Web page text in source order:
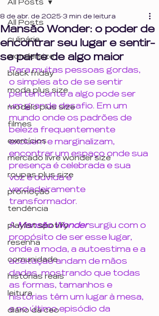
All Posts
culinária
wondersize
black friday
moda plus size
modelo plus size
filmes
exercícios
mercado livre wonder size
roupas plus size
promoção
tendência
playlist spotify
resenha
comunidade
histórias reais
leitura
diário da ceo
All Posts
Mansão Wonder: o poder de
encontrar seu lugar e sentir-
se parte de algo maior
8 de abr. de 2025 3 min de leitura
Para muitas pessoas gordas,
o simples ato de se sentir
pertencente a algo pode ser
um grande desafio. Em um
mundo onde os padrões de
beleza frequentemente
excluem e marginalizam,
encontrar um espaço onde sua
presença é celebrada e sua
voz é ouvida é
verdadeiramente
transformador.
A Mansão Wonder surgiu com o
propósito de ser esse lugar,
onde a moda, a autoestima e a
aceitação andam de mãos
dadas, mostrando que todas
as formas, tamanhos e
histórias têm um lugar à mesa,
e no último episódio da